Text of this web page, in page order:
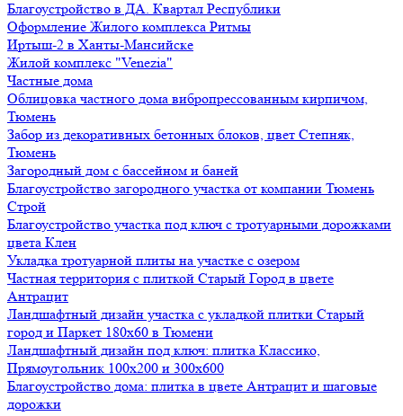
Благоустройство в ДА. Квартал Республики
Оформление Жилого комплекса Ритмы
Иртыш-2 в Ханты-Мансийске
Жилой комплекс "Venezia"
Частные дома
Облицовка частного дома вибропрессованным кирпичом,
Тюмень
Забор из декоративных бетонных блоков, цвет Степняк,
Тюмень
Загородный дом с бассейном и баней
Благоустройство загородного участка от компании Тюмень
Строй
Благоустройство участка под ключ с тротуарными дорожками
цвета Клен
Укладка тротуарной плиты на участке с озером
Частная территория с плиткой Старый Город в цвете
Антрацит
Ландшафтный дизайн участка с укладкой плитки Старый
город и Паркет 180х60 в Тюмени
Ландшафтный дизайн под ключ: плитка Классико,
Прямоугольник 100х200 и 300х600
Благоустройство дома: плитка в цвете Антрацит и шаговые
дорожки